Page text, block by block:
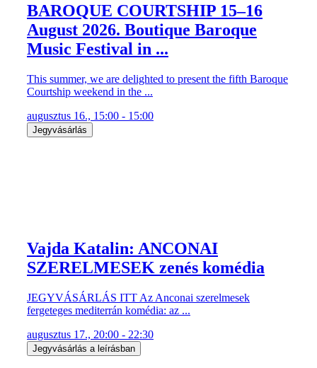
BAROQUE COURTSHIP 15–16
August 2026. Boutique Baroque
Music Festival in ...
This summer, we are delighted to present the fifth Baroque
Courtship weekend in the ...
augusztus 16., 15:00 - 15:00
Jegyvásárlás
Vajda Katalin: ANCONAI
SZERELMESEK zenés komédia
JEGYVÁSÁRLÁS ITT Az Anconai szerelmesek
fergeteges mediterrán komédia: az ...
augusztus 17., 20:00 - 22:30
Jegyvásárlás a leírásban